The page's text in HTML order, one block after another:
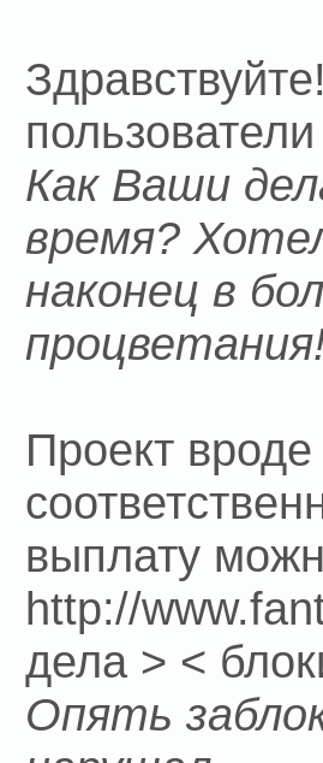
Как Ваши
время?
наконец в
Проект
выплату
http://
дела > <
Опять